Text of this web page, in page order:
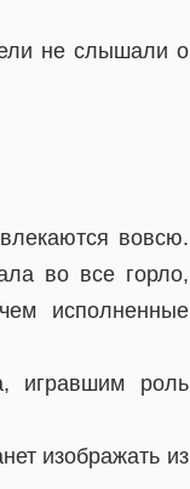
не слышали о
вовсю.
во все горло,
исполненные
игравшим роль
изображать из